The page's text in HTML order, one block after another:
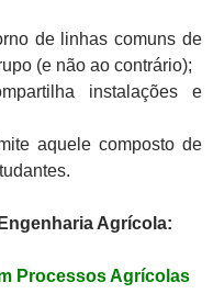
de linhas comuns de
(e não ao contrário);
instalações e
aquele composto de
Agrícola:
Processos Agrícolas